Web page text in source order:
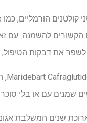
להשמנה. עם
לשפר את דבקות
שמנים עם או בלי